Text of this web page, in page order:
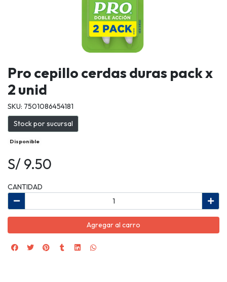
Pro cepillo cerdas duras pack x
2 unid
SKU: 7501086454181
Stock por sucursal
Disponible
S/ 9.50
CANTIDAD
Agregar al carro